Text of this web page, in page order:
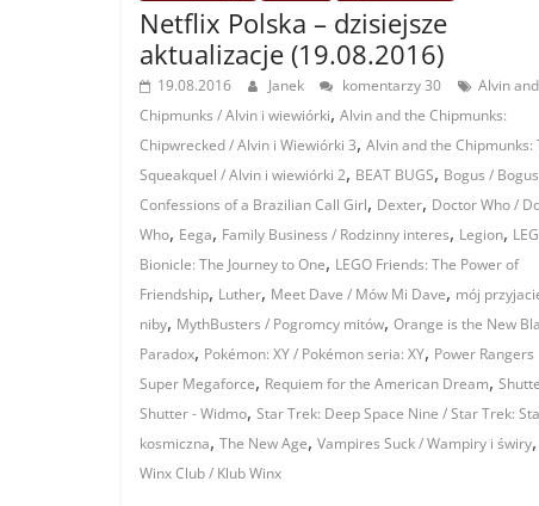
Netflix Polska – dzisiejsze
aktualizacje (19.08.2016)
19.08.2016 Janek komentarzy 30
Alvin
Chipmunks / Alvin i wiewiórki, Alvin and the Chipmunks:
Chipwrecked / Alvin i Wiewiórki 3, Alvin and the Chipmunks:
Squeakquel / Alvin i wiewiórki 2, BEAT BUGS, Bogus / Bogus
Confessions of a Brazilian Call Girl, Dexter, Doctor Who /
Who, Eega, Family Business / Rodzinny interes, Legion,
Bionicle: The Journey to One, LEGO Friends: The Power of
Friendship, Luther, Meet Dave / Mów Mi Dave, mój
niby, MythBusters / Pogromcy mitów, Orange is the New
Paradox, Pokémon: XY / Pokémon seria: XY, Power Rangers
Super Megaforce, Requiem for the American Dream,
Shutter - Widmo, Star Trek: Deep Space Nine / Star Trek:
kosmiczna, The New Age, Vampires Suck / Wampiry i świry,
Winx Club / Klub Winx